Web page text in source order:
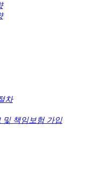
차
및 책임보험 가입